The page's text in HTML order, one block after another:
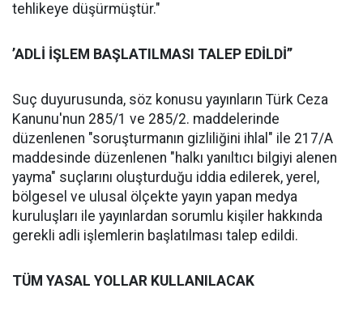
tehlikeye düşürmüştür."
’ADLİ İŞLEM BAŞLATILMASI TALEP EDİLDİ’’
Suç duyurusunda, söz konusu yayınların Türk Ceza
Kanunu'nun 285/1 ve 285/2. maddelerinde
düzenlenen "soruşturmanın gizliliğini ihlal" ile 217/A
maddesinde düzenlenen "halkı yanıltıcı bilgiyi alenen
yayma" suçlarını oluşturduğu iddia edilerek, yerel,
bölgesel ve ulusal ölçekte yayın yapan medya
kuruluşları ile yayınlardan sorumlu kişiler hakkında
gerekli adli işlemlerin başlatılması talep edildi.
TÜM YASAL YOLLAR KULLANILACAK